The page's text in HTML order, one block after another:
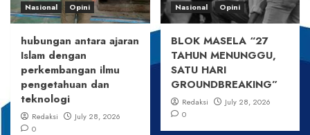
Nasional Opini
hubungan antara ajaran
Islam dengan
perkembangan ilmu
pengetahuan dan
teknologi
Redaksi
July 28, 2026
0
Nasional Opini
BLOK MASELA “27
TAHUN MENUNGGU,
SATU HARI
GROUNDBREAKING”
Redaksi
July 28, 2026
0